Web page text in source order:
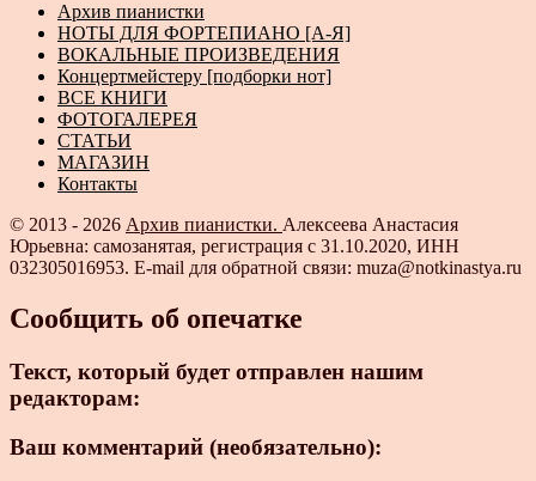
Архив пианистки
НОТЫ ДЛЯ ФОРТЕПИАНО [А-Я]
ВОКАЛЬНЫЕ ПРОИЗВЕДЕНИЯ
Концертмейстеру [подборки нот]
ВСЕ КНИГИ
ФОТОГАЛЕРЕЯ
СТАТЬИ
МАГАЗИН
Контакты
© 2013 - 2026 Архив пианистки. Алексеева Анастасия
Юрьевна: самозанятая, регистрация с 31.10.2020, ИНН
032305016953. E-mail для обратной связи: muza@notkinastya.ru
Сообщить об опечатке
Текст, который будет отправлен нашим
редакторам:
Ваш комментарий (необязательно):